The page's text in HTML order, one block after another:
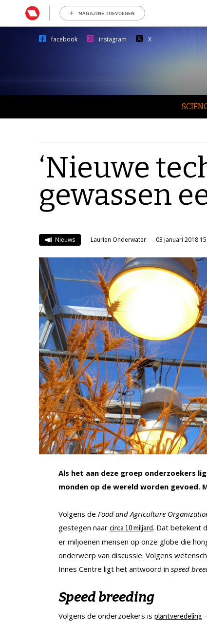
MAGAZINE TOEVOEGEN
facebook instagram X
‘Nieuwe
gewassen
Nieuws Laurien Onderwater 03 januari 2018
Als het aan deze groep onderzoekers
monden op de wereld worden gevoed.
Volgens de Food and Agriculture
gestegen naar circa 10 miljard. Dat betekent
er miljoenen mensen op onze globe die
onderwerp van discussie. Volgens
Innes Centre ligt het antwoord in speed
Speed breeding
Volgens de onderzoekers is plantveredeling